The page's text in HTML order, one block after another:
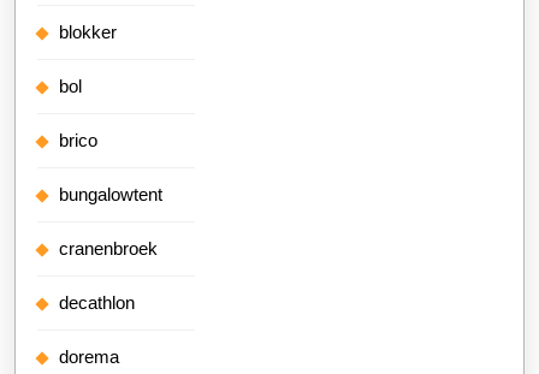
blokker
bol
brico
bungalowtent
cranenbroek
decathlon
dorema